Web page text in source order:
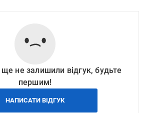
не залишили відгук, будьте
першим!
НАПИСАТИ ВІДГУК